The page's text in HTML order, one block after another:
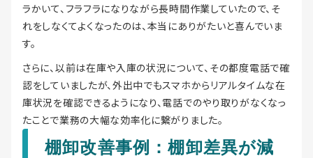
ラかいて、フラフラになりながら長時間作業していたので、そ
れをしなくてよくなったのは、本当にありがたいと喜んでいま
す。
さらに、以前は在庫や入庫の状況について、その都度電話で確
認をしていましたが、外出中でもスマホからリアルタイムな在
庫状況を確認できるようになり、電話でのやり取りがなくなっ
たことで業務の大幅な効率化に繋がりました。
棚卸改善事例：棚卸差異が減